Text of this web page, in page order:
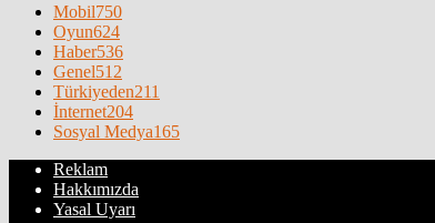
Mobil750
Oyun624
Haber536
Genel512
Türkiyeden211
İnternet204
Sosyal Medya165
Reklam
Hakkımızda
Yasal Uyarı